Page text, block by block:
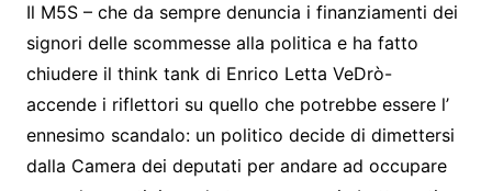
Il M5S – che da sempre denuncia i finanziamenti dei
signori delle scommesse alla politica e ha fatto
chiudere il think tank di Enrico Letta VeDrò-
accende i riflettori su quello che potrebbe essere l’
ennesimo scandalo: un politico decide di dimettersi
dalla Camera dei deputati per andare ad occupare